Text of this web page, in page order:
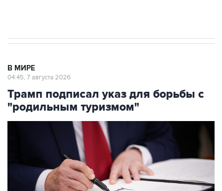
В МИРЕ
04:45, 7 августа 2026
Трамп подписал указ для борьбы с
"родильным туризмом"